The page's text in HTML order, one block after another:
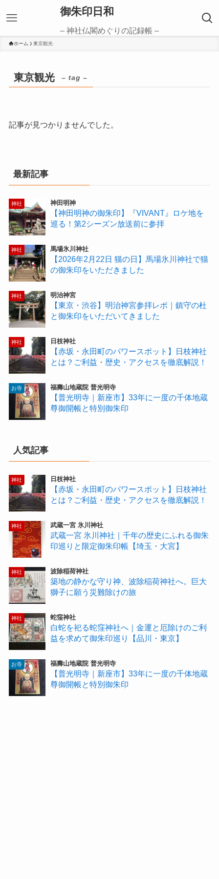
御朱印日和
– 神社仏閣めぐりの記録帳 –
ホーム 東京観光
東京観光 – tag –
記事が見つかりませんでした。
最新記事
神社 神田明神
【神田明神の御朱印】『VIVANT』ロケ地を
巡る！第2シーズン放送前に参拝
神社 馬場氷川神社
【2026年2月22日 猫の日】馬場氷川神社で猫
の御朱印をいただきました
神社 明治神宮
【東京・渋谷】明治神宮参拝レポ｜鎮守の杜
と御朱印をいただいてきました
神社 日枝神社
【赤坂・永田町のパワースポット】日枝神社
とは？ご利益・歴史・アクセスを徹底解説！
お寺 福壽山地蔵院 普光明寺
【普光明寺｜新座市】33年に一度の千体地蔵
尊御開帳と特別御朱印
人気記事
神社 日枝神社
【赤坂・永田町のパワースポット】日枝神社
とは？ご利益・歴史・アクセスを徹底解説！
神社 武蔵一宮 氷川神社
武蔵一宮 氷川神社｜千年の歴史にふれる御朱
印巡りと限定御朱印帳【埼玉・大宮】
神社 波除稲荷神社
築地の静かな守り神、波除稲荷神社へ。巨大
獅子に願う災難除けの旅
神社 蛇窪神社
白蛇を祀る蛇窪神社へ｜金運と厄除けのご利
益を求めて御朱印巡り【品川・東京】
お寺 福壽山地蔵院 普光明寺
【普光明寺｜新座市】33年に一度の千体地蔵
尊御開帳と特別御朱印